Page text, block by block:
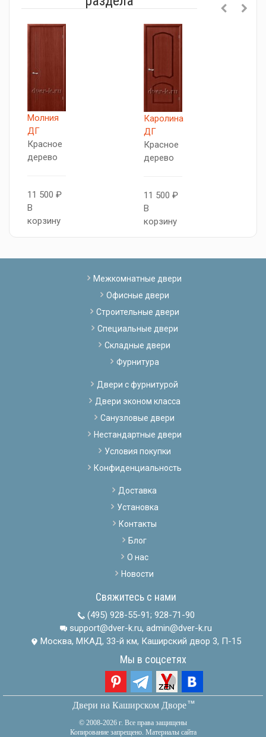
Молния
ДГ
Красное
дерево
11 500 ₽
В
корзину
Каролина
ДГ
Красное
дерево
11 500 ₽
В
корзину
Межкомнатные двери
Офисные двери
Строительные двери
Специальные двери
Складные двери
Фурнитура
Двери с фурнитурой
Двери эконом класса
Санузловые двери
Нестандартные двери
Условия покупки
Конфиденциальность
Доставка
Установка
Контакты
Блог
О нас
Новости
Свяжитесь с нами
(495) 928-55-91; 928-71-90
support@dver-k.ru, admin@dver-k.ru
Москва, МКАД, 33-й км, Каширский двор 3, П-15
Мы в соцсетях
Двери на Каширском Дворетм
© 2008-2026 г. Все права защищены
Копирование запрещено. Материалы сайта